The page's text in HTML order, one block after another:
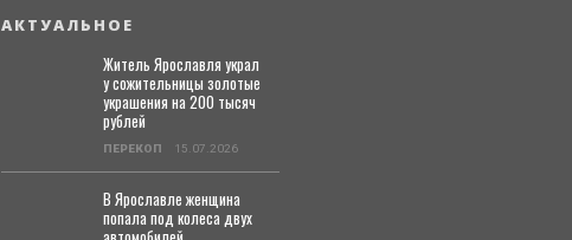
АКТУАЛЬНОЕ
Житель Ярославля украл
у сожительницы золотые
украшения на 200 тысяч
рублей
ПЕРЕКОП 15.07.2026
В Ярославле женщина
попала под колеса двух